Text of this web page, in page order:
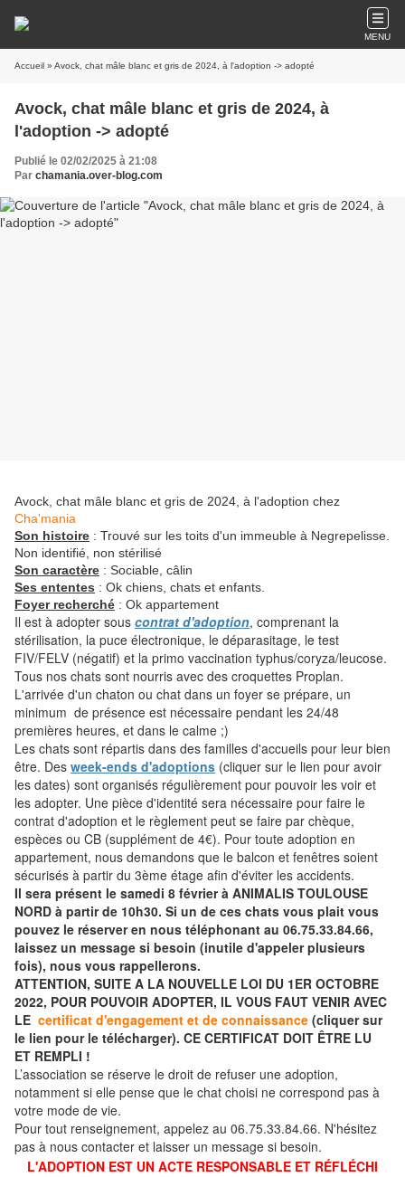
MENU
Accueil » Avock, chat mâle blanc et gris de 2024, à l'adoption -> adopté
Avock, chat mâle blanc et gris de 2024, à
l'adoption -> adopté
Publié le 02/02/2025 à 21:08
Par chamania.over-blog.com
Avock, chat mâle blanc et gris de 2024, à l'adoption chez
Cha'mania
Son histoire : Trouvé sur les toits d'un immeuble à Negrepelisse.
Non identifié, non stérilisé
Son caractère : Sociable, câlin
Ses ententes : Ok chiens, chats et enfants.
Foyer recherché : Ok appartement
Il est à adopter sous contrat d'adoption, comprenant la
stérilisation, la puce électronique, le déparasitage, le test
FIV/FELV (négatif) et la primo vaccination typhus/coryza/leucose.
Tous nos chats sont nourris avec des croquettes Proplan.
L'arrivée d'un chaton ou chat dans un foyer se prépare, un
minimum de présence est nécessaire pendant les 24/48
premières heures, et dans le calme ;)
Les chats sont répartis dans des familles d'accueils pour leur bien
être. Des week-ends d'adoptions (cliquer sur le lien pour avoir
les dates) sont organisés régulièrement pour pouvoir les voir et
les adopter. Une pièce d'identité sera nécessaire pour faire le
contrat d'adoption et le règlement peut se faire par chèque,
espèces ou CB (supplément de 4€). Pour toute adoption en
appartement, nous demandons que le balcon et fenêtres soient
sécurisés à partir du 3ème étage afin d'éviter les accidents.
Il sera présent le samedi 8 février à ANIMALIS TOULOUSE
NORD à partir de 10h30. Si un de ces chats vous plait vous
pouvez le réserver en nous téléphonant au 06.75.33.84.66,
laissez un message si besoin (inutile d'appeler plusieurs
fois), nous vous rappellerons.
ATTENTION, SUITE A LA NOUVELLE LOI DU 1ER OCTOBRE
2022, POUR POUVOIR ADOPTER, IL VOUS FAUT VENIR AVEC
LE certificat d'engagement et de connaissance (cliquer sur
le lien pour le télécharger). CE CERTIFICAT DOIT ÊTRE LU
ET REMPLI !
L’association se réserve le droit de refuser une adoption,
notamment si elle pense que le chat choisi ne correspond pas à
votre mode de vie.
Pour tout renseignement, appelez au 06.75.33.84.66. N'hésitez
pas à nous contacter et laisser un message si besoin.
L'ADOPTION EST UN ACTE RESPONSABLE ET RÉFLÉCHI